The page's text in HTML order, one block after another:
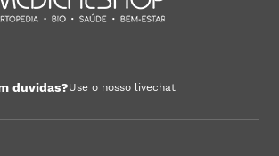
duvidas?Use o nosso livechat